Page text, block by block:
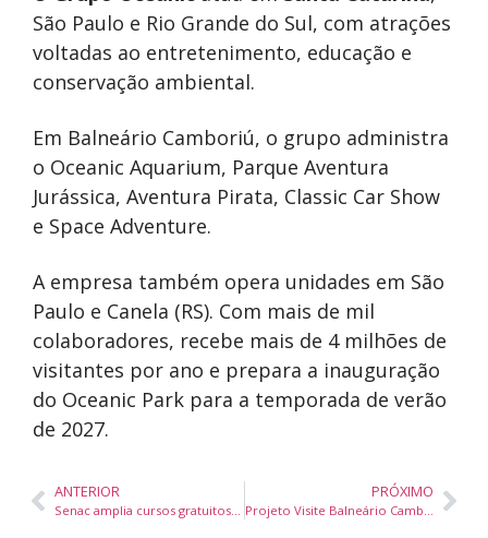
São Paulo e Rio Grande do Sul, com atrações
voltadas ao entretenimento, educação e
conservação ambiental.
Em Balneário Camboriú, o grupo administra
o Oceanic Aquarium, Parque Aventura
Jurássica, Aventura Pirata, Classic Car Show
e Space Adventure.
A empresa também opera unidades em São
Paulo e Canela (RS). Com mais de mil
colaboradores, recebe mais de 4 milhões de
visitantes por ano e prepara a inauguração
do Oceanic Park para a temporada de verão
de 2027.
ANTERIOR
Senac amplia cursos gratuitos on-line com novas opções voltadas ao mercado de trabalho
PRÓXIMO
Projeto Visite Balneário Camboriú e Costa Verde & Mar promove destino turístico no Peru e Chile